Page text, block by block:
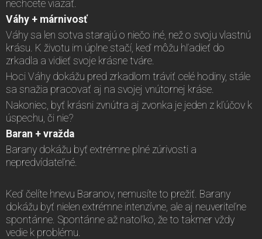
nechcete viazať.
Váhy + márnivosť
Váhy sa len sotva starajú o niečo iné, než o svoju vlastnú
krásu. K životu im úplne stačí, keď môžu hľadieť do
zrkadla a vidieť svoje krásne tváre.
Hoci Váhy dokážu pred zrkadlom tráviť celé hodiny, stále
sa snažia pracovať aj na svojej vnútornej kráse.
Nakoniec, byť krásni zvnútra aj zvonka je jeden z kľúčov k
úspechu, či nie?
Baran + vražda
Barany dokážu byť extrémne plné zúrivosti a
nepredvídateľné.
Keď čelíte hnevu Baranov, nemusíte to prežiť. Barany
dokážu byť nielen extrémne intenzívne, ale aj neuveriteľne
spontánne. Spontánne až natoľko, že to takmer vždy
vedie k problému.